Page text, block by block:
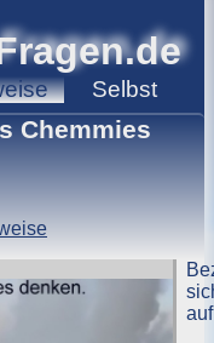
Selbst
Chemmies